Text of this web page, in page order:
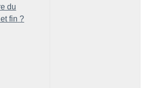
du
fin ?